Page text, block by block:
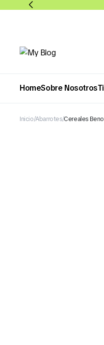
HomeSobre Nosotros
Inicio Abarrotes Cereales